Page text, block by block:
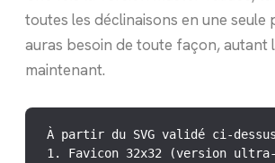
toutes les déclinaisons en une seule
auras besoin de toute façon, autant
maintenant.
À partir du SVG validé ci-
1. Favicon 32x32 (version